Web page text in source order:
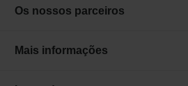
Os nossos parceiros
Mais informações